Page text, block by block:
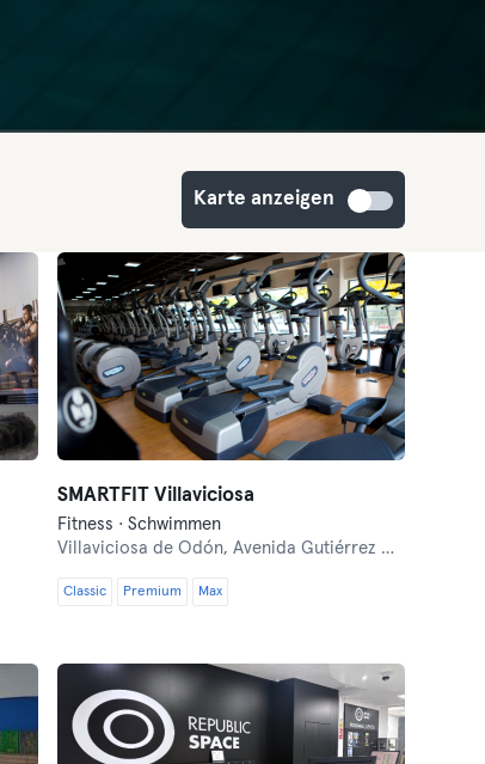
Karte anzeigen
SMARTFIT Villaviciosa
Fitness · Schwimmen
Villaviciosa de Odón,Avenida Gutiérrez Mellado
Classic Premium Max